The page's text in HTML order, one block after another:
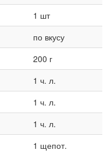
1 шт
по вкусу
200 г
1 ч. л.
1 ч. л.
1 ч. л.
1 щепот.